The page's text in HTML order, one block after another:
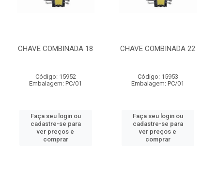
CHAVE COMBINADA 18
Código: 15952
Embalagem: PC/01
Faça seu login ou
cadastre-se para
ver preços e
comprar
CHAVE COMBINADA 22
Código: 15953
Embalagem: PC/01
Faça seu login ou
cadastre-se para
ver preços e
comprar